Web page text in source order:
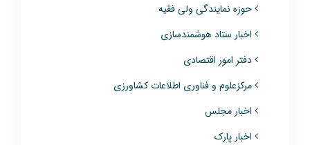
حوزه نمایندگی ولی فقیه
اخبار ستاد هوشمندسازی
دفتر امور اقتصادی
مرکزعلوم و فناوری اطلاعات کشاورزی
اخبار مجلس
اخبار پارک